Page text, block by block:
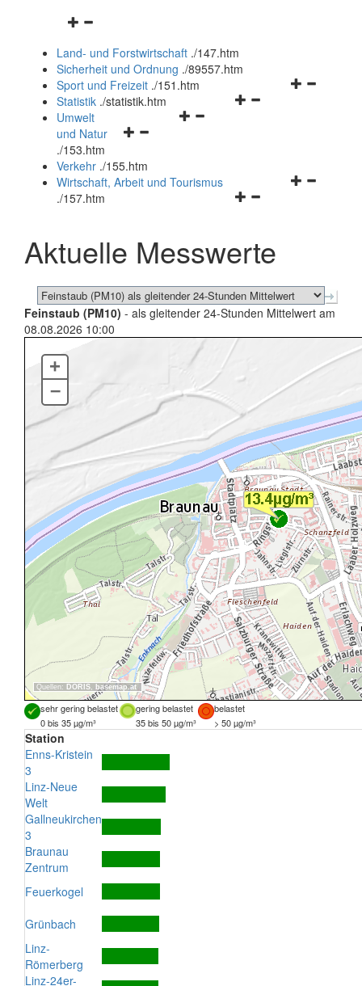
Navigationsmenü
und
schließen
Land- und Forstwirtschaft ./147.htm
Sicherheit und Ordnung ./89557.htm
Navigationsmenü
Sport und Freizeit ./151.htm
Navigationsmenü
Statistik ./statistik.htm
Navigationsmenü
und
schließen
Umwelt
und Natur
./153.htm
Verkehr ./155.htm
Navigationsmenü
schließen
Wirtschaft, Arbeit und Tourismus
./157.htm
Aktuelle Messwerte
Feinstaub (PM10) - als gleitender 24-Stunden Mittelwert am
08.08.2026 10:00
Quellen: DORIS, basemap.at
+
–
sehr gering belastet gering belastet
belastet
0 bis 35 µg/m³
35 bis 50 µg/m³ > 50 µg/m³
Station
Enns-Kristein
3
Linz-Neue
Welt
Gallneukirchen
3
Braunau
Zentrum
Feuerkogel
Grünbach
Linz-
Römerberg
Linz-24er-